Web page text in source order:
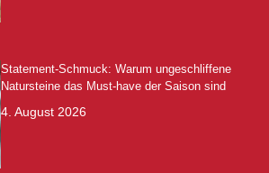
Statement-Schmuck: Warum ungeschliffene
Natursteine das Must-have der Saison sind
4. August 2026